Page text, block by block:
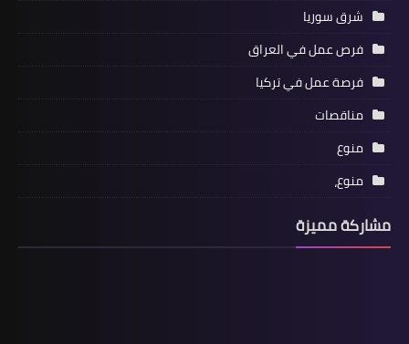
شرق سوريا
فرص عمل في العراق
فرصة عمل في تركيا
مناقصات
منوع
منوع،
مشاركة مميزة